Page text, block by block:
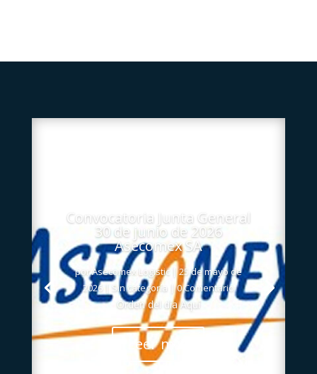
Convocatoria Junta General
30 de junio de 2026
Asecomex SA
porAsecomex Logistic|25 de mayo de
2026 | Sin categoría | 0 Comentario
Orden del día Aquí
Leer más